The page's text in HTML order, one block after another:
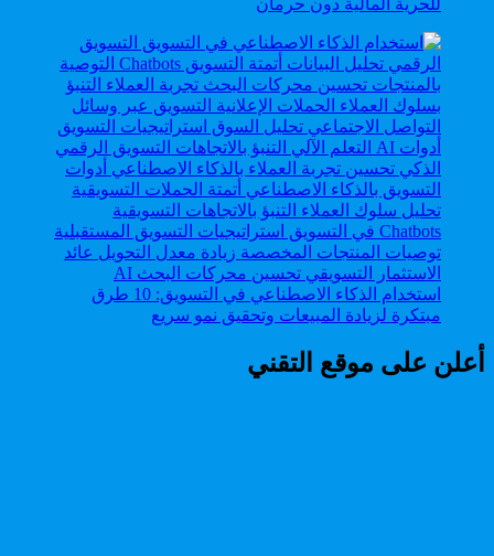
استخدام الذكاء الاصطناعي في التسويق: 10 طرق
مبتكرة لزيادة المبيعات وتحقيق نمو سريع
أعلن على موقع التقني